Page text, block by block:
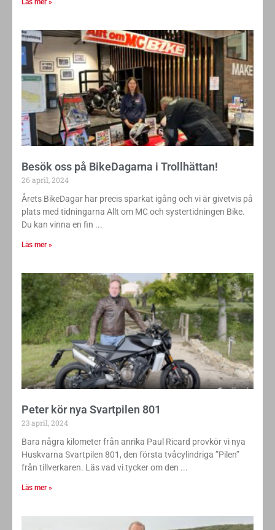
Läs mer »
Besök oss på BikeDagarna i Trollhättan!
26 april, 2024
Årets BikeDagar har precis sparkat igång och vi är givetvis på
plats med tidningarna Allt om MC och systertidningen Bike.
Du kan vinna en fin
Läs mer »
Peter kör nya Svartpilen 801
23 april, 2024
Bara några kilometer från anrika Paul Ricard provkör vi nya
Huskvarna Svartpilen 801, den första tvåcylindriga ”Pilen”
från tillverkaren. Läs vad vi tycker om den
Läs mer »